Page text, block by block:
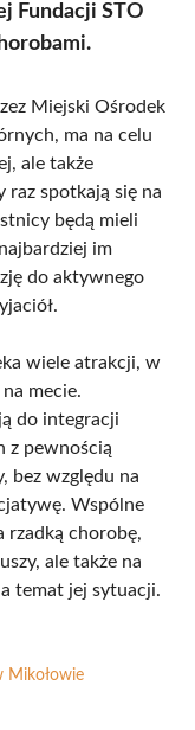
Fundacji STO
Miejski Ośrodek
ma na celu
ale także
raz spotkają się na
będą mieli
im
do aktywnego
wiele atrakcji, w
mecie.
do integracji
z pewnością
bez względu na
Wspólne
rzadką chorobę,
ale także na
temat jej sytuacji.
Mikołowie